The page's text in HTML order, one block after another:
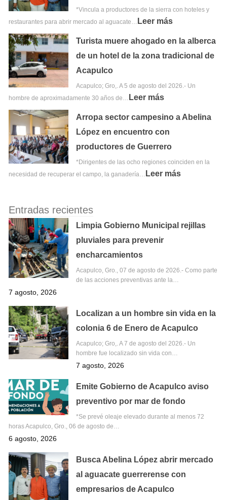
*Vincula a productores de la sierra con hoteles y
restaurantes para abrir mercado al aguacate… Leer más
Turista muere ahogado en la alberca
de un hotel de la zona tradicional de
Acapulco
Acapulco; Gro,. A 5 de agosto del 2026.- Un
hombre de aproximadamente 30 años de… Leer más
Arropa sector campesino a Abelina
López en encuentro con
productores de Guerrero
*Dirigentes de las ocho regiones coinciden en la
necesidad de recuperar el campo, la ganadería… Leer más
Entradas recientes
Limpia Gobierno Municipal rejillas
pluviales para prevenir
encharcamientos
Acapulco, Gro., 07 de agosto de 2026.- Como parte
de las acciones preventivas ante la…
7 agosto, 2026
Localizan a un hombre sin vida en la
colonia 6 de Enero de Acapulco
Acapulco; Gro,. A 7 de agosto del 2026.- Un
hombre fue localizado sin vida con…
7 agosto, 2026
Emite Gobierno de Acapulco aviso
preventivo por mar de fondo
*Se prevé oleaje elevado durante al menos 72
horas Acapulco, Gro., 06 de agosto de…
6 agosto, 2026
Busca Abelina López abrir mercado
al aguacate guerrerense con
empresarios de Acapulco